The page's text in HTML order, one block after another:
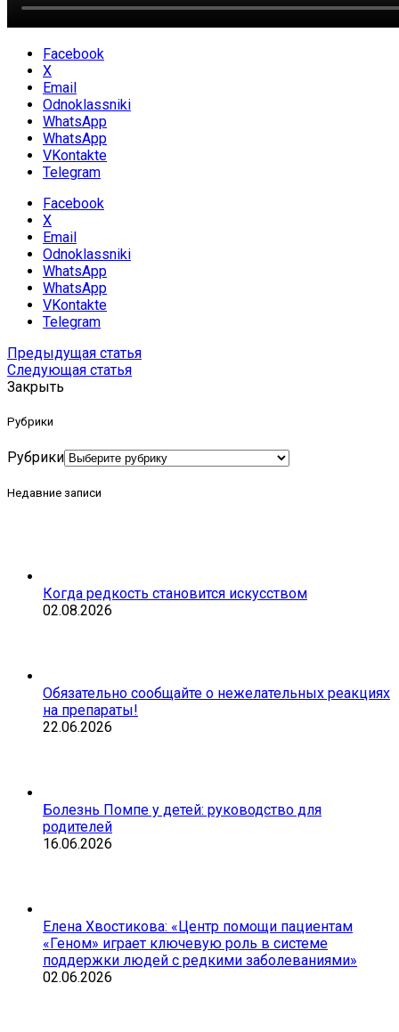
Facebook
X
Email
Odnoklassniki
WhatsApp
WhatsApp
VKontakte
Telegram
Facebook
X
Email
Odnoklassniki
WhatsApp
WhatsApp
VKontakte
Telegram
Предыдущая статья
Следующая статья
Закрыть
Рубрики
Рубрики
Недавние записи
Когда редкость становится искусством
02.08.2026
Обязательно сообщайте о нежелательных реакциях
на препараты!
22.06.2026
Болезнь Помпе у детей: руководство для
родителей
16.06.2026
Елена Хвостикова: «Центр помощи пациентам
«Геном» играет ключевую роль в системе
поддержки людей с редкими заболеваниями»
02.06.2026